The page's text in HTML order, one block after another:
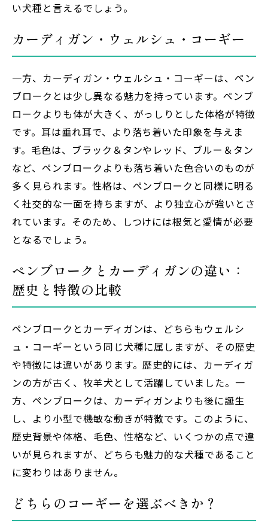
い犬種と言えるでしょう。
カーディガン・ウェルシュ・コーギー
一方、カーディガン・ウェルシュ・コーギーは、ペン
ブロークとは少し異なる魅力を持っています。ペンブ
ロークよりも体が大きく、がっしりとした体格が特徴
です。耳は垂れ耳で、より落ち着いた印象を与えま
す。毛色は、ブラック＆タンやレッド、ブルー＆タン
など、ペンブロークよりも落ち着いた色合いのものが
多く見られます。性格は、ペンブロークと同様に明る
く社交的な一面を持ちますが、より独立心が強いとさ
れています。そのため、しつけには根気と愛情が必要
となるでしょう。
ペンブロークとカーディガンの違い：
歴史と特徴の比較
ペンブロークとカーディガンは、どちらもウェルシ
ュ・コーギーという同じ犬種に属しますが、その歴史
や特徴には違いがあります。歴史的には、カーディガ
ンの方が古く、牧羊犬として活躍していました。一
方、ペンブロークは、カーディガンよりも後に誕生
し、より小型で機敏な動きが特徴です。このように、
歴史背景や体格、毛色、性格など、いくつかの点で違
いが見られますが、どちらも魅力的な犬種であること
に変わりはありません。
どちらのコーギーを選ぶべきか？